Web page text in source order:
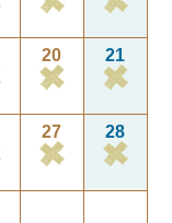
20 21
27 28